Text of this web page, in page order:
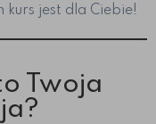
kurs jest dla Ciebie!
Twoja